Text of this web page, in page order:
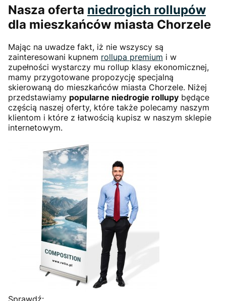
Nasza oferta niedrogich rollupów
dla mieszkańców miasta Chorzele
Mając na uwadze fakt, iż nie wszyscy są
zainteresowani kupnem rollupa premium i w
zupełności wystarczy mu rollup klasy ekonomicznej,
mamy przygotowane propozycję specjalną
skierowaną do mieszkańców miasta Chorzele. Niżej
przedstawiamy popularne niedrogie rollupy będące
częścią naszej oferty, które także polecamy naszym
klientom i które z łatwością kupisz w naszym sklepie
internetowym.